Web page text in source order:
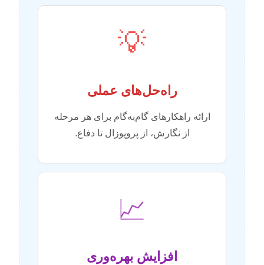
💡
راه‌حل‌های عملی
ارائه راهکارهای گام‌به‌گام برای هر مرحله
از نگارش، از پروپوزال تا دفاع.
📈
افزایش بهره‌وری